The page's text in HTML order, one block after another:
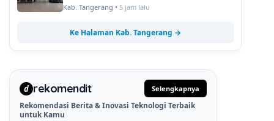
Kab. Tangerang • 5 jam lalu
Ke Halaman Kab. Tangerang →
d rekomendit Selengkapnya
Rekomendasi Berita & Inovasi Teknologi Terbaik
untuk Kamu